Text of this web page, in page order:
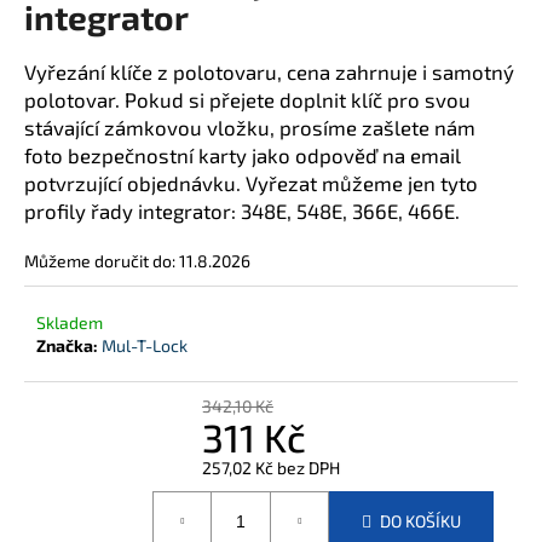
integrator
Vyřezání klíče z polotovaru, cena zahrnuje i samotný
polotovar. Pokud si přejete doplnit klíč pro svou
stávající zámkovou vložku, prosíme zašlete nám
foto bezpečnostní karty jako odpověď na email
potvrzující objednávku. Vyřezat můžeme jen tyto
profily řady integrator: 348E, 548E, 366E, 466E.
Můžeme doručit do:11.8.2026
Skladem
Značka: Mul-T-Lock
342,10 Kč
311 Kč
257,02 Kč bez DPH
Měrná
cena:
DO KOŠÍKU
j
t
?
HLEDAT
D
p